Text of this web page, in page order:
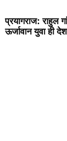
प्रयागराज: राहुल
ऊर्जावान युवा ही